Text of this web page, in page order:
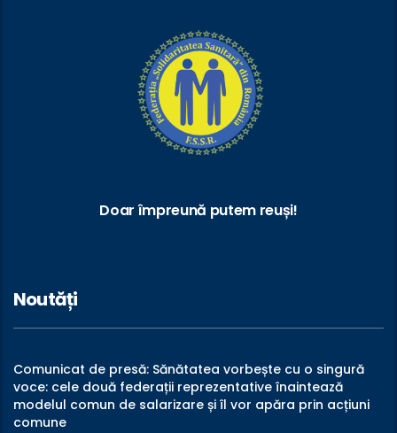
Doar împreună putem reuși!
Noutăți
Comunicat de presă: Sănătatea vorbește cu o singură
voce: cele două federații reprezentative înaintează
modelul comun de salarizare și îl vor apăra prin acțiuni
comune